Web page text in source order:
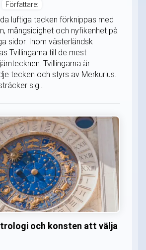
Författare:
luftiga tecken förknippas med
mångsidighet och nyfikenhet på
sidor. Inom västerländsk
Tvillingarna till de mest
Tvillingarna är
tecken och styrs av Merkurius.
sig...
och konsten att välja